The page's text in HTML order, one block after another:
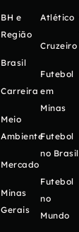
BH e
Região
Brasil
Carreira
Meio
Ambiente
Mercado
Minas
Gerais
Atlético
Cruzeiro
Futebol
em
Minas
Futebol
no Brasil
Futebol
no
Mundo